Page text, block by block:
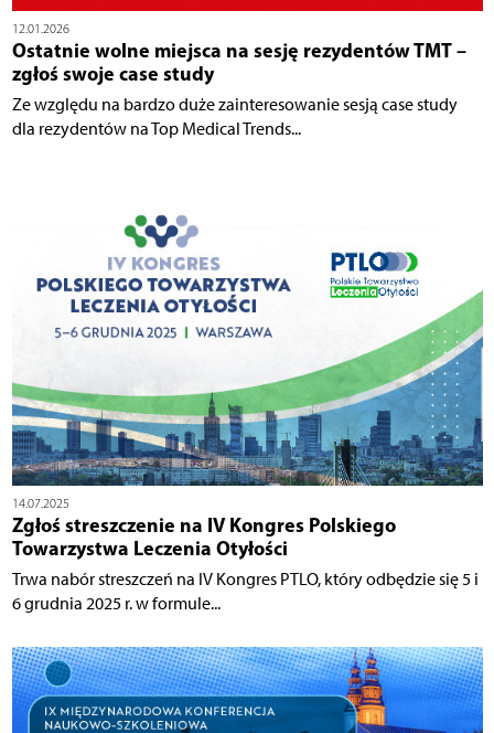
12.01.2026
Ostatnie wolne miejsca na sesję rezydentów TMT –
zgłoś swoje case study
Ze względu na bardzo duże zainteresowanie sesją case study
dla rezydentów na Top Medical Trends...
14.07.2025
Zgłoś streszczenie na IV Kongres Polskiego
Towarzystwa Leczenia Otyłości
Trwa nabór streszczeń na IV Kongres PTLO, który odbędzie się 5 i
6 grudnia 2025 r. w formule...